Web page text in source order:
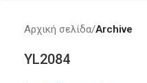
Αρχική σελίδα Archive
YL2084